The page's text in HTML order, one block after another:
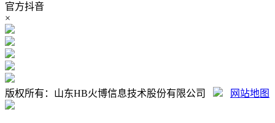
官方抖音
×
版权所有：山东HB火博信息技术股份有限公司 网站地图